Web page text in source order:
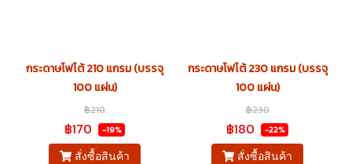
กระดาษโฟโต้ 210 แกรม (บรรจุ
100 แผ่น)
฿210
฿170 -19%
สั่งซื้อสินค้า
กระดาษโฟโต้ 230 แกรม (บรรจุ
100 แผ่น)
฿230
฿180 -22%
สั่งซื้อสินค้า